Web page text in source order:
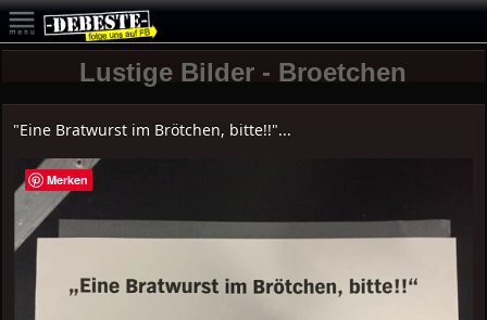
Lustige Bilder - Broetchen
"Eine Bratwurst im Brötchen, bitte!!"...
Merken